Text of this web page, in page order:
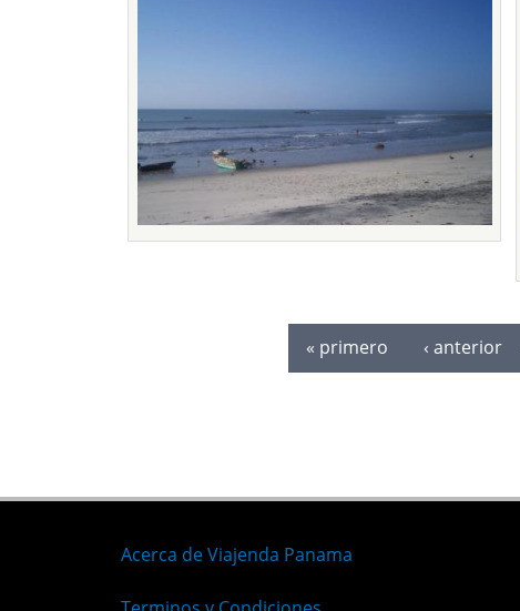
« primero ‹ anterior
Acerca de Viajenda Panama